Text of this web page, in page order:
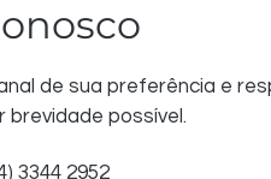
de sua preferência e
brevidade possível.
3344 2952